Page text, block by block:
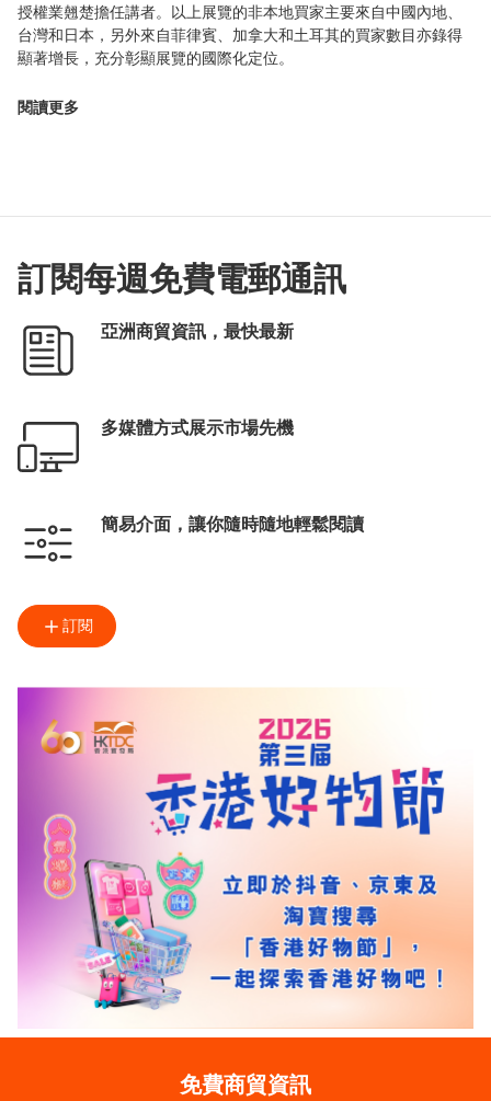
授權業翹楚擔任講者。以上展覽的非本地買家主要來自中國內地、
台灣和日本，另外來自菲律賓、加拿大和土耳其的買家數目亦錄得
顯著增長，充分彰顯展覽的國際化定位。
閱讀更多
訂閱每週免費電郵通訊
亞洲商貿資訊，最快最新
多媒體方式展示市場先機
簡易介面，讓你隨時隨地輕鬆閱讀
訂閱
免費商貿資訊